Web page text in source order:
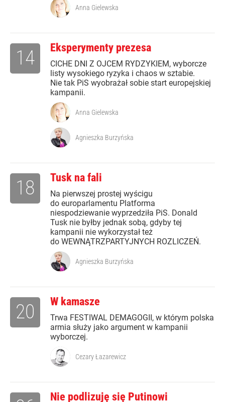
Anna Gielewska
Eksperymenty prezesa
CICHE DNI Z OJCEM RYDZYKIEM, wyborcze
listy wysokiego ryzyka i chaos w sztabie.
Nie tak PiS wyobrażał sobie start europejskiej
kampanii.
14
Anna Gielewska
Agnieszka Burzyńska
Tusk na fali
Na pierwszej prostej wyścigu
do europarlamentu Platforma
niespodziewanie wyprzedziła PiS. Donald
Tusk nie byłby jednak sobą, gdyby tej
kampanii nie wykorzystał też
do WEWNĄTRZPARTYJNYCH ROZLICZEŃ.
18
Agnieszka Burzyńska
W kamasze
Trwa FESTIWAL DEMAGOGII, w którym polska
armia służy jako argument w kampanii
wyborczej.
20
Cezary Łazarewicz
Nie podlizuję się Putinowi